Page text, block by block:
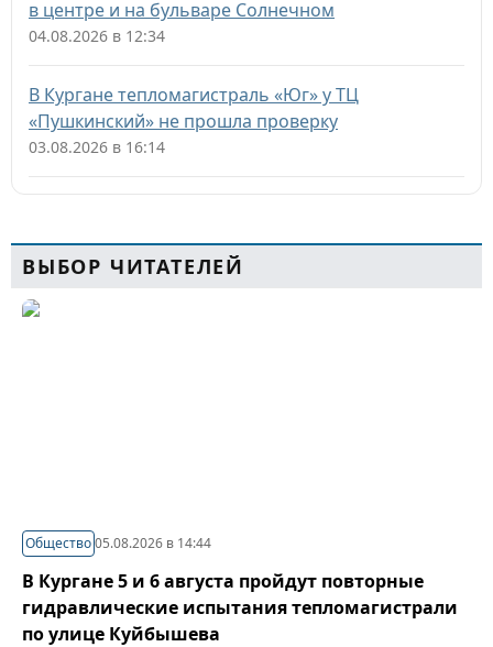
в центре и на бульваре Солнечном
04.08.2026 в 12:34
В Кургане тепломагистраль «Юг» у ТЦ
«Пушкинский» не прошла проверку
03.08.2026 в 16:14
ВЫБОР ЧИТАТЕЛЕЙ
Общество05.08.2026 в 14:44
В Кургане 5 и 6 августа пройдут повторные
гидравлические испытания тепломагистрали
по улице Куйбышева